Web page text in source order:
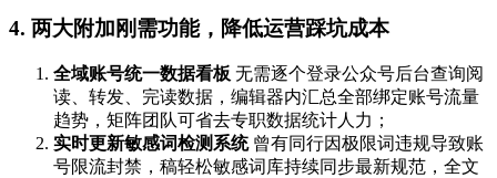
4. 两大附加刚需功能，降低运营踩坑成本
全域账号统一数据看板 无需逐个登录公众号后台查询阅
读、转发、完读数据，编辑器内汇总全部绑定账号流量
趋势，矩阵团队可省去专职数据统计人力；
实时更新敏感词检测系统曾有同行因极限词违规导致账
号限流封禁，稿轻松敏感词库持续同步最新规范，全文